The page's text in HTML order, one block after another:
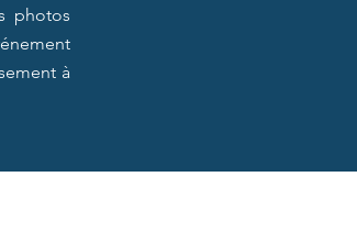
photos
à